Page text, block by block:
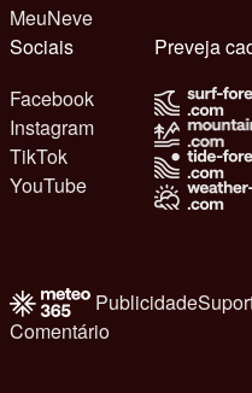
MeuNeve
Sociais
Facebook
Instagram
TikTok
YouTube
Preveja
Publicidade
Comentário